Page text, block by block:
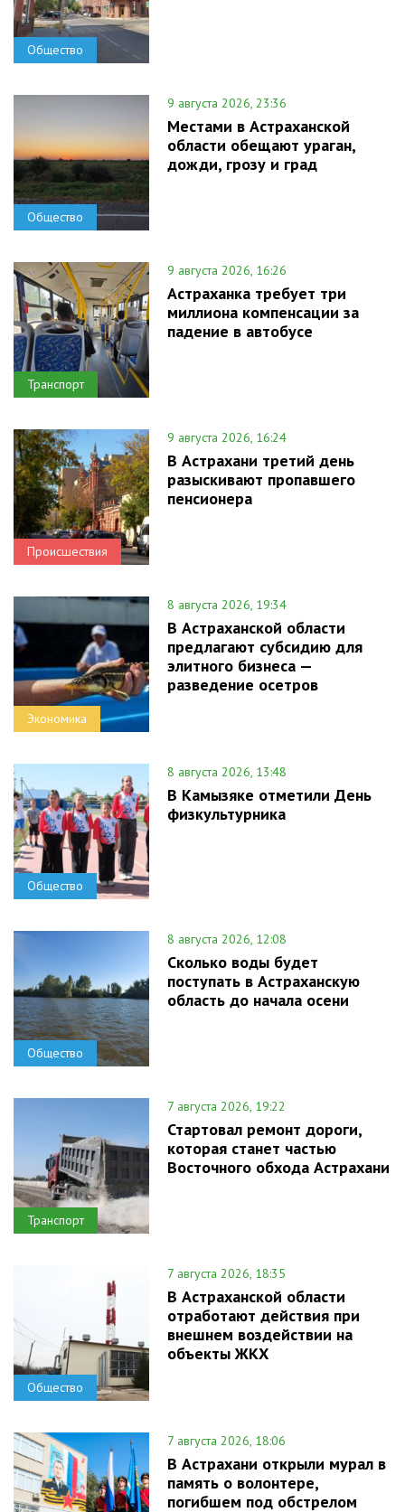
Общество
Общество
9 августа 2026, 23:36
Местами в Астраханской
области обещают ураган,
дожди, грозу и град
Транспорт
9 августа 2026, 16:26
Астраханка требует три
миллиона компенсации за
падение в автобусе
Происшествия
9 августа 2026, 16:24
В Астрахани третий день
разыскивают пропавшего
пенсионера
Экономика
8 августа 2026, 19:34
В Астраханской области
предлагают субсидию для
элитного бизнеса —
разведение осетров
Общество
8 августа 2026, 13:48
В Камызяке отметили День
физкультурника
Общество
8 августа 2026, 12:08
Сколько воды будет
поступать в Астраханскую
область до начала осени
Транспорт
7 августа 2026, 19:22
Стартовал ремонт дороги,
которая станет частью
Восточного обхода Астрахани
Общество
7 августа 2026, 18:35
В Астраханской области
отработают действия при
внешнем воздействии на
объекты ЖКХ
7 августа 2026, 18:06
В Астрахани открыли мурал в
память о волонтере,
погибшем под обстрелом